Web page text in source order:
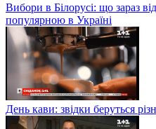
Вибори в Білорусі: що зараз
популярною в Україні
День кави: звідки беруться